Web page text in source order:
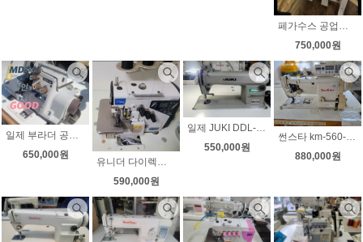
페가수스 공업용오버록 m800 무소음 속도조절 상태아주좋아요
750,000원
일제 부라더 공업용오버록 니혼오버 무소음 속도조절 상태좋아요
650,000원
유니더 다이렉트 공업용오버록 무소음 속도조절 상태좋아요
590,000원
일제 JUKI DDL-5550N 공업용미싱 일본직수입 상태좋아요 무소음 속도조절
550,000원
썬스타 km-560-7 총합송 자동사절미싱 후물용미싱 가죽 천막 쇼파
880,000원